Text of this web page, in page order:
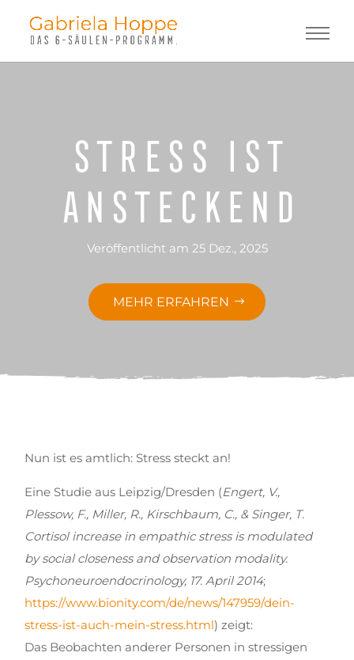
Stress ist
ansteckend
Veröffentlicht am 25 Dez., 2025
MEHR ERFAHREN
Nun ist es amtlich: Stress steckt an!
Eine Studie aus Leipzig/Dresden (Engert, V.,
Plessow, F., Miller, R., Kirschbaum, C., & Singer, T.
Cortisol increase in empathic stress is modulated
by social closeness and observation modality.
Psychoneuroendocrinology, 17. April 2014;
https://www.bionity.com/de/news/147959/dein-
stress-ist-auch-mein-stress.html) zeigt:
Das Beobachten anderer Personen in stressigen